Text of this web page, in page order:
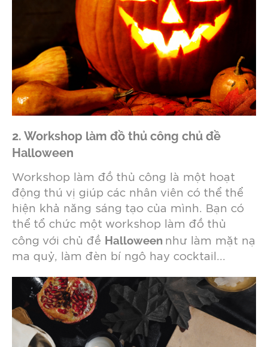
2. Workshop làm đồ thủ công chủ đề
Halloween
Workshop làm đồ thủ công là một hoạt
động thú vị giúp các nhân viên có thể thể
hiện khả năng sáng tạo của mình. Bạn có
thể tổ chức một workshop làm đồ thủ
công với chủ đề Halloween như làm mặt nạ
ma quỷ, làm đèn bí ngô hay cocktail…